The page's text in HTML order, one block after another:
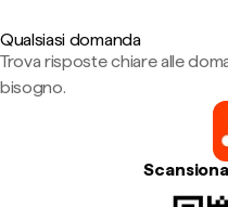
Qualsiasi domanda
Trova risposte chiare alle
bisogno.